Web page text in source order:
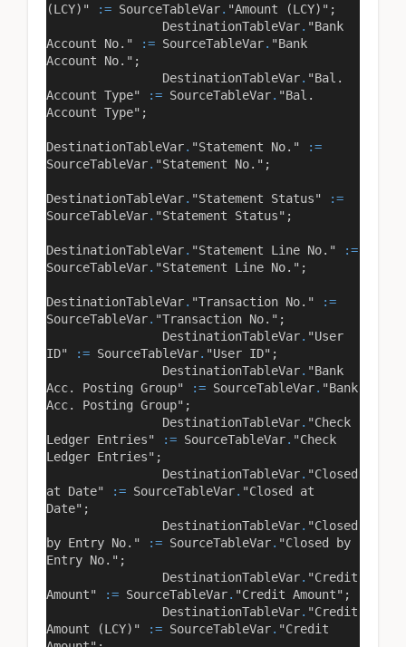
(LCY)"
:= SourceTableVar. "Amount (LCY)" ;
DestinationTableVar. "Bank
Account No."
:= SourceTableVar. "Bank
Account No." ;
DestinationTableVar. "Bal.
Account Type"
:= SourceTableVar. "Bal.
Account Type" ;
DestinationTableVar. "Statement No."
:=
SourceTableVar. "Statement No." ;
DestinationTableVar. "Statement Status"
:=
SourceTableVar. "Statement Status" ;
DestinationTableVar. "Statement Line No."
:=
SourceTableVar. "Statement Line No." ;
DestinationTableVar. "Transaction No."
:=
SourceTableVar. "Transaction No." ;
DestinationTableVar. "User
ID"
:= SourceTableVar. "User ID" ;
DestinationTableVar. "Bank
Acc. Posting Group"
:= SourceTableVar. "Bank
Acc. Posting Group" ;
DestinationTableVar. "Check
Ledger Entries"
:= SourceTableVar. "Check
Ledger Entries" ;
DestinationTableVar. "Closed
at Date"
:= SourceTableVar. "Closed at
Date" ;
DestinationTableVar. "Closed
by Entry No."
:= SourceTableVar. "Closed by
Entry No." ;
DestinationTableVar. "Credit
Amount"
:= SourceTableVar. "Credit Amount" ;
DestinationTableVar. "Credit
Amount (LCY)"
:= SourceTableVar. "Credit